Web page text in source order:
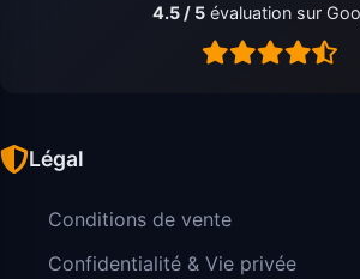
4.5 / 5 évaluation sur
Légal
Conditions de vente
Confidentialité & Vie privée